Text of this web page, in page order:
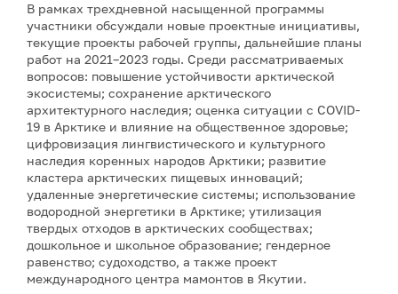
В рамках трехдневной насыщенной программы
участники обсуждали новые проектные инициативы,
текущие проекты рабочей группы, дальнейшие планы
работ на 2021–2023 годы. Среди рассматриваемых
вопросов: повышение устойчивости арктической
экосистемы; сохранение арктического
архитектурного наследия; оценка ситуации с COVID-
19 в Арктике и влияние на общественное здоровье;
цифровизация лингвистического и культурного
наследия коренных народов Арктики; развитие
кластера арктических пищевых инноваций;
удаленные энергетические системы; использование
водородной энергетики в Арктике; утилизация
твердых отходов в арктических сообществах;
дошкольное и школьное образование; гендерное
равенство; судоходство, а также проект
международного центра мамонтов в Якутии.